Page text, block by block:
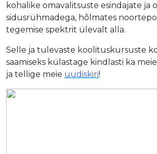
kohalike omavalitsuste esindajate ja
sidusrühmadega, hõlmates
tegemise spektrit ülevalt alla.
Selle ja tulevaste koolituskursuste
saamiseks külastage kindlasti ka meie
ja tellige meie uudiskiri!